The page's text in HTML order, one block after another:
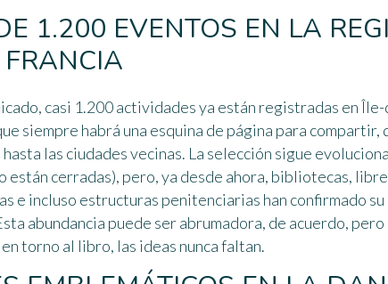
1.200 EVENTOS EN LA
casi 1.200 actividadesya están registradas en Île-
siempre habrá una esquina de página para compartir,
las ciudades vecinas. La selección sigue
están cerradas), pero, ya desde ahora, bibliotecas,
e incluso estructuras penitenciarias han confirmado su
abundancia puede ser abrumadora, de acuerdo,
torno al libro, las ideas nunca faltan.